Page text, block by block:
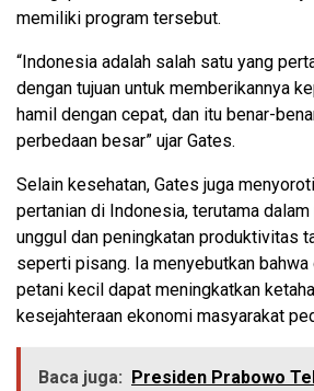
memiliki program tersebut.
“Indonesia adalah salah satu yang
dengan tujuan untuk memberikannya
hamil dengan cepat, dan itu benar-
perbedaan besar” ujar Gates.
Selain kesehatan, Gates juga
pertanian di Indonesia, terutama
unggul dan peningkatan produktivitas
seperti pisang. Ia menyebutkan bahwa
petani kecil dapat meningkatkan
kesejahteraan ekonomi masyarakat
Baca juga: Presiden Prabowo